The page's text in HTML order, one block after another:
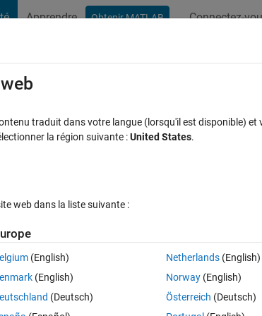
Apprendre Obtenir MATLAB Connectez-
into one .nii.gz file.
files for each single nii file. How could I create one
traduit dans votre langue (lorsqu'il est disponible) et
la région suivante :United States.
web dans la liste suivante :
(English)
(English)
(Deutsch)
Netherlands(English)
Norway(English)
Österreich (Deutsch)